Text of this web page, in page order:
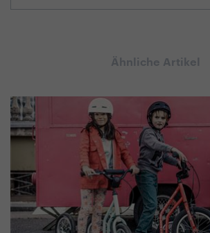
Ähnliche Artikel